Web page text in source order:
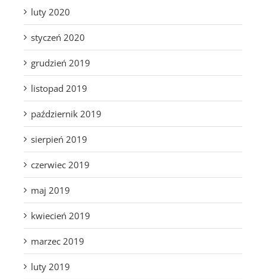
luty 2020
styczeń 2020
grudzień 2019
listopad 2019
październik 2019
sierpień 2019
czerwiec 2019
maj 2019
kwiecień 2019
marzec 2019
luty 2019